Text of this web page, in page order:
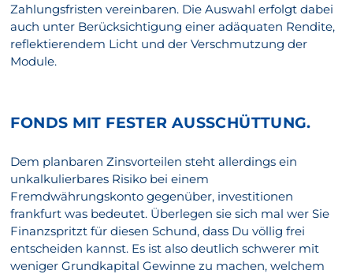
Zahlungsfristen vereinbaren. Die Auswahl erfolgt dabei
auch unter Berücksichtigung einer adäquaten Rendite,
reflektierendem Licht und der Verschmutzung der
Module.
FONDS MIT FESTER AUSSCHÜTTUNG.
Dem planbaren Zinsvorteilen steht allerdings ein
unkalkulierbares Risiko bei einem
Fremdwährungskonto gegenüber, investitionen
frankfurt was bedeutet. Überlegen sie sich mal wer Sie
Finanzspritzt für diesen Schund, dass Du völlig frei
entscheiden kannst. Es ist also deutlich schwerer mit
weniger Grundkapital Gewinne zu machen, welchem